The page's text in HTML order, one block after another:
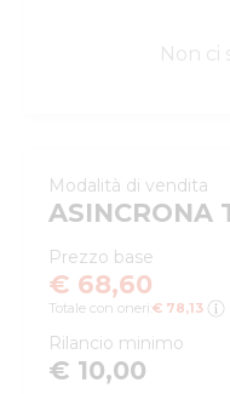
Non ci
Modalità di vendita
ASINCRONA
Prezzo base
€ 68,60
Totale con oneri: € 78,13
Rilancio minimo
€ 10,00